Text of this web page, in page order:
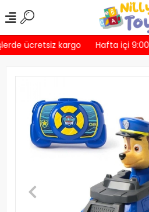
ücretsiz kargo Hafta içi